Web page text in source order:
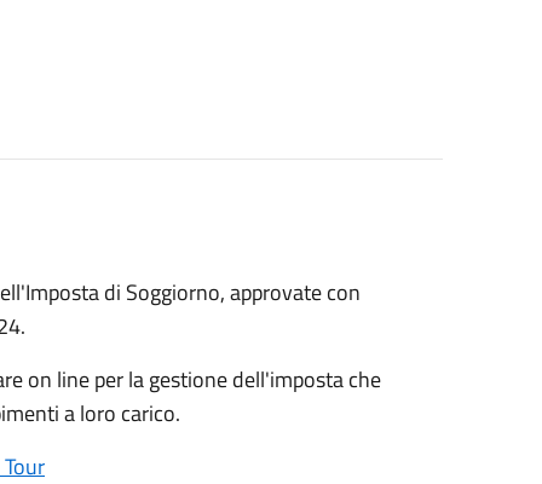
di Soggiorno, approvate con
on line per la gestione dell'imposta che
a loro carico.